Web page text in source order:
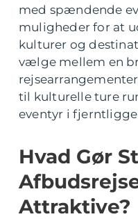
med spændende
muligheder for at
kulturer og
vælge mellem en
til kulturelle ture
eventyr i
Hvad Gør
Attraktive?